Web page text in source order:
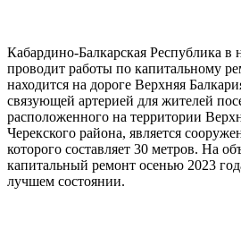
Кабардино-Балкарская Республика в
проводит работы по капитальному
находится на дороге Верхняя
связующей артерией для жителей
расположенного на территории
Черекского района, является
которого составляет 30 метров. На
капитальный ремонт осенью 2023
лучшем состоянии.